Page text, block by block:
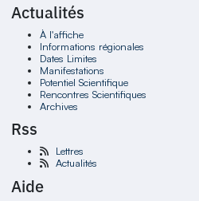
Actualités
À l'affiche
Informations régionales
Dates Limites
Manifestations
Potentiel Scientifique
Rencontres Scientifiques
Archives
Rss
Lettres
Actualités
Aide